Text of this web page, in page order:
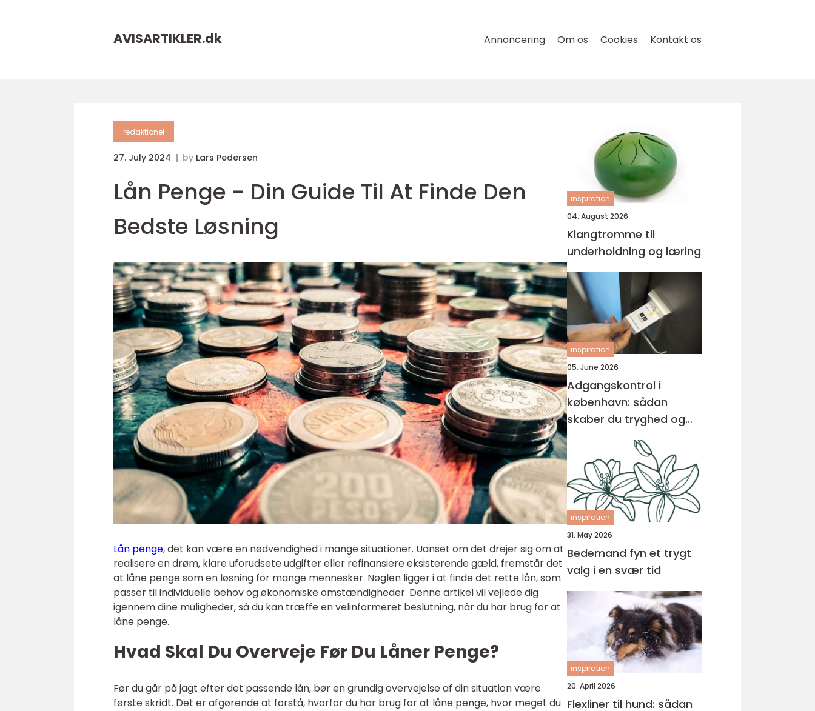
AVISARTIKLER.dk Annoncering Om os Cookies Kontakt os
redaktionel
27. July 2024 by Lars Pedersen
Lån Penge - Din Guide Til At Finde Den
Bedste Løsning
Lån penge, det kan være en nødvendighed i mange situationer. Uanset om det drejer sig om at
realisere en drøm, klare uforudsete udgifter eller refinansiere eksisterende gæld, fremstår det
at låne penge som en løsning for mange mennesker. Nøglen ligger i at finde det rette lån, som
passer til individuelle behov og økonomiske omstændigheder. Denne artikel vil vejlede dig
igennem dine muligheder, så du kan træffe en velinformeret beslutning, når du har brug for at
låne penge.
Hvad Skal Du Overveje Før Du Låner Penge?
Før du går på jagt efter det passende lån, bør en grundig overvejelse af din situation være
første skridt. Det er afgørende at forstå, hvorfor du har brug for at låne penge, hvor meget du
inspiration
04. August 2026
Klangtromme til
underholdning og læring
inspiration
05. June 2026
Adgangskontrol i
københavn: sådan
skaber du tryghed og
inspiration
31. May 2026
Bedemand fyn et trygt
valg i en svær tid
inspiration
20. April 2026
Flexliner til hund: sådan